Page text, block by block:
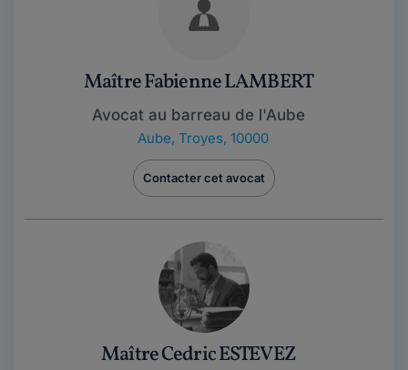
Maître Fabienne LAMBERT
Avocat au barreau de l'Aube
Aube, Troyes, 10000
Contacter cet avocat
Maître Cedric ESTEVEZ